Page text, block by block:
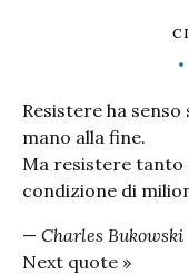
Resistere ha
mano alla fine.
Ma resistere tanto
condizione di
— Charles Bukowski
Next quote »